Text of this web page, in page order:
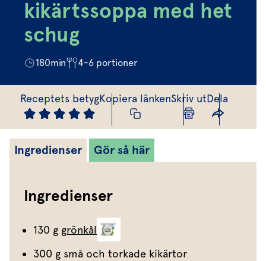
Dressing
Vinägrett
Marinad
Vårt sortiment
Våra färska örter
Vår sallat & gröna blad
Fixa vinägretten
kikärtssoppa med het
schug
180min 4-6 portioner
Receptets betygKopiera länkenSkriv utDela
Ingredienser Gör så här
Ingredienser
130 g grönkål
300 g små och torkade kikärtor